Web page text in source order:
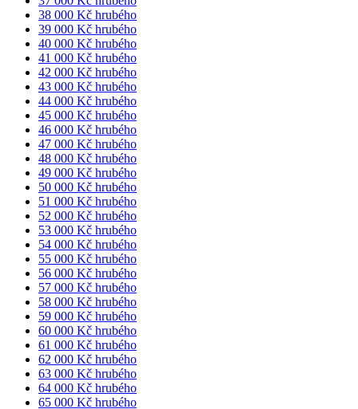
38 000 Kč hrubého
39 000 Kč hrubého
40 000 Kč hrubého
41 000 Kč hrubého
42 000 Kč hrubého
43 000 Kč hrubého
44 000 Kč hrubého
45 000 Kč hrubého
46 000 Kč hrubého
47 000 Kč hrubého
48 000 Kč hrubého
49 000 Kč hrubého
50 000 Kč hrubého
51 000 Kč hrubého
52 000 Kč hrubého
53 000 Kč hrubého
54 000 Kč hrubého
55 000 Kč hrubého
56 000 Kč hrubého
57 000 Kč hrubého
58 000 Kč hrubého
59 000 Kč hrubého
60 000 Kč hrubého
61 000 Kč hrubého
62 000 Kč hrubého
63 000 Kč hrubého
64 000 Kč hrubého
65 000 Kč hrubého